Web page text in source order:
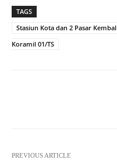
ts
A
pp
a
TAGS
Stasiun Kota dan 2 Pasar
Koramil 01/TS
PREVIOUS ARTICLE